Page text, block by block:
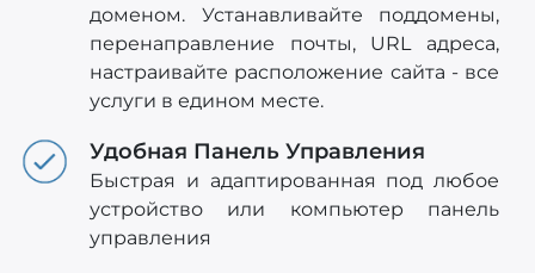
доменом. Устанавливайте поддомены,
перенаправление почты, URL адреса,
настраивайте расположение сайта - все
услуги в едином месте.
Удобная Панель Управления
Быстрая и адаптированная под любое
устройство или компьютер панель
управления